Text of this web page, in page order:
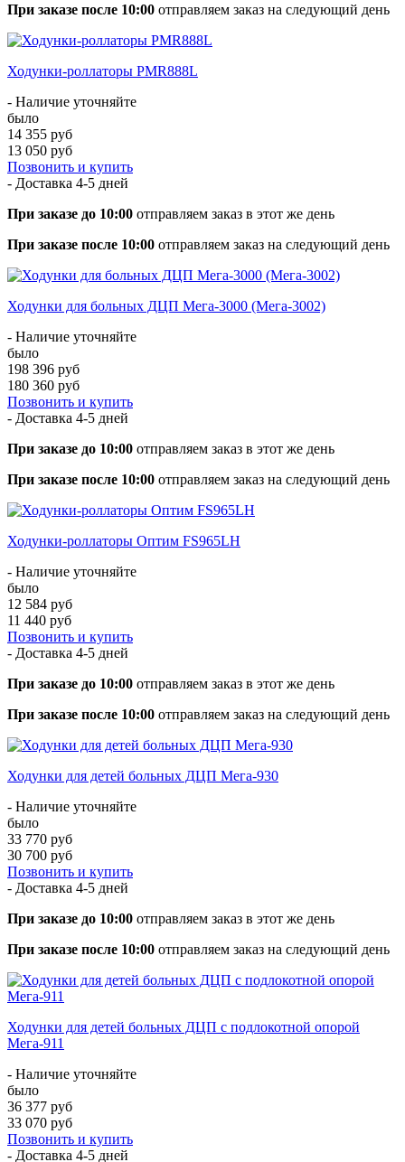
При заказе после 10:00 отправляем заказ на следующий день
Ходунки-роллаторы PMR888L
- Наличие уточняйте
было
14 355 руб
13 050 руб
Позвонить и купить
- Доставка 4-5 дней
При заказе до 10:00 отправляем заказ в этот же день
При заказе после 10:00 отправляем заказ на следующий день
Ходунки для больных ДЦП Мега-3000 (Мега-3002)
- Наличие уточняйте
было
198 396 руб
180 360 руб
Позвонить и купить
- Доставка 4-5 дней
При заказе до 10:00 отправляем заказ в этот же день
При заказе после 10:00 отправляем заказ на следующий день
Ходунки-роллаторы Оптим FS965LH
- Наличие уточняйте
было
12 584 руб
11 440 руб
Позвонить и купить
- Доставка 4-5 дней
При заказе до 10:00 отправляем заказ в этот же день
При заказе после 10:00 отправляем заказ на следующий день
Ходунки для детей больных ДЦП Мега-930
- Наличие уточняйте
было
33 770 руб
30 700 руб
Позвонить и купить
- Доставка 4-5 дней
При заказе до 10:00 отправляем заказ в этот же день
При заказе после 10:00 отправляем заказ на следующий день
Ходунки для детей больных ДЦП с подлокотной опорой
Мега-911
- Наличие уточняйте
было
36 377 руб
33 070 руб
Позвонить и купить
- Доставка 4-5 дней